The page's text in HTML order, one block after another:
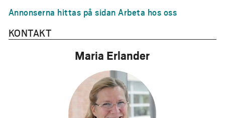
Annonserna hittas på sidan Arbeta hos oss
KONTAKT
Maria Erlander